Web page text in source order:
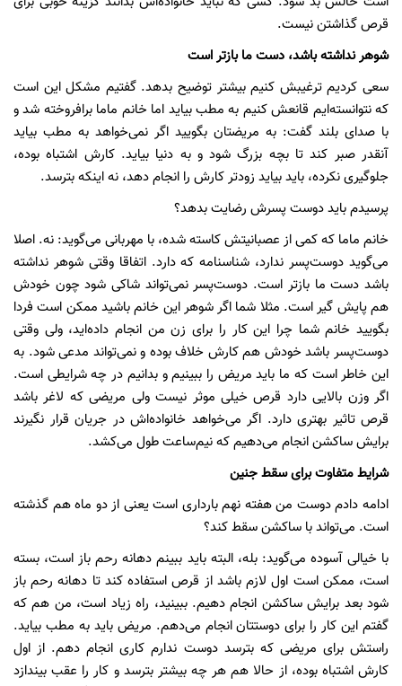
قرص گذاشتن نیست.
شوهر نداشته باشد، دست ما بازتر است
سعی کردیم ترغیبش کنیم بیشتر توضیح بدهد. گفتیم مشکل این است
که نتوانسته‌ایم قانعش کنیم به مطب بیاید اما خانم ماما برافروخته شد و
با صدای بلند گفت: به مریضتان بگویید اگر نمی‌خواهد به مطب بیاید
آنقدر صبر کند تا بچه بزرگ شود و به دنیا بیاید. کارش اشتباه بوده،
جلوگیری نکرده، باید بیاید زودتر کارش را انجام دهد، نه اینکه بترسد.
پرسیدم باید دوست پسرش رضایت بدهد؟
خانم ماما که کمی‌ از عصبانیتش کاسته شده، با مهربانی می‌گوید: نه. اصلا
می‌گوید دوست‌پسر ندارد، شناسنامه که دارد. اتفاقا وقتی شوهر نداشته
باشد دست ما بازتر است. دوست‌پسر نمی‌تواند شاکی شود چون خودش
هم پایش گیر است. مثلا شما اگر شوهر این خانم باشید ممکن است فردا
بگویید خانم شما چرا این کار را برای زن من انجام داده‌اید، ولی وقتی
دوست‌پسر باشد خودش هم کارش خلاف بوده و نمی‌تواند مدعی شود. به
این خاطر است که ما باید مریض را ببینیم و بدانیم در چه شرایطی است.
اگر وزن بالایی دارد قرص خیلی موثر نیست ولی مریضی که لاغر باشد
قرص تاثیر بهتری دارد. اگر می‌خواهد خانواده‌اش در جریان قرار نگیرند
برایش ساکشن انجام می‌دهیم که نیم‌ساعت طول می‌کشد.
شرایط متفاوت برای سقط جنین
ادامه دادم دوست من هفته نهم بارداری است یعنی از دو ماه هم گذشته
است. می‌تواند با ساکشن سقط کند؟
با خیالی آسوده می‌گوید: بله، البته باید ببینم دهانه رحم باز است، بسته
است، ممکن است اول لازم باشد از قرص استفاده کند تا دهانه رحم باز
شود بعد برایش ساکشن انجام دهیم. ببینید، راه زیاد است، من هم که
گفتم این کار را برای دوستتان انجام می‌دهم. مریض باید به مطب بیاید.
راستش برای مریضی که بترسد دوست ندارم کاری انجام دهم. از اول
کارش اشتباه بوده، از حالا هم هر چه بیشتر بترسد و کار را عقب بیندازد